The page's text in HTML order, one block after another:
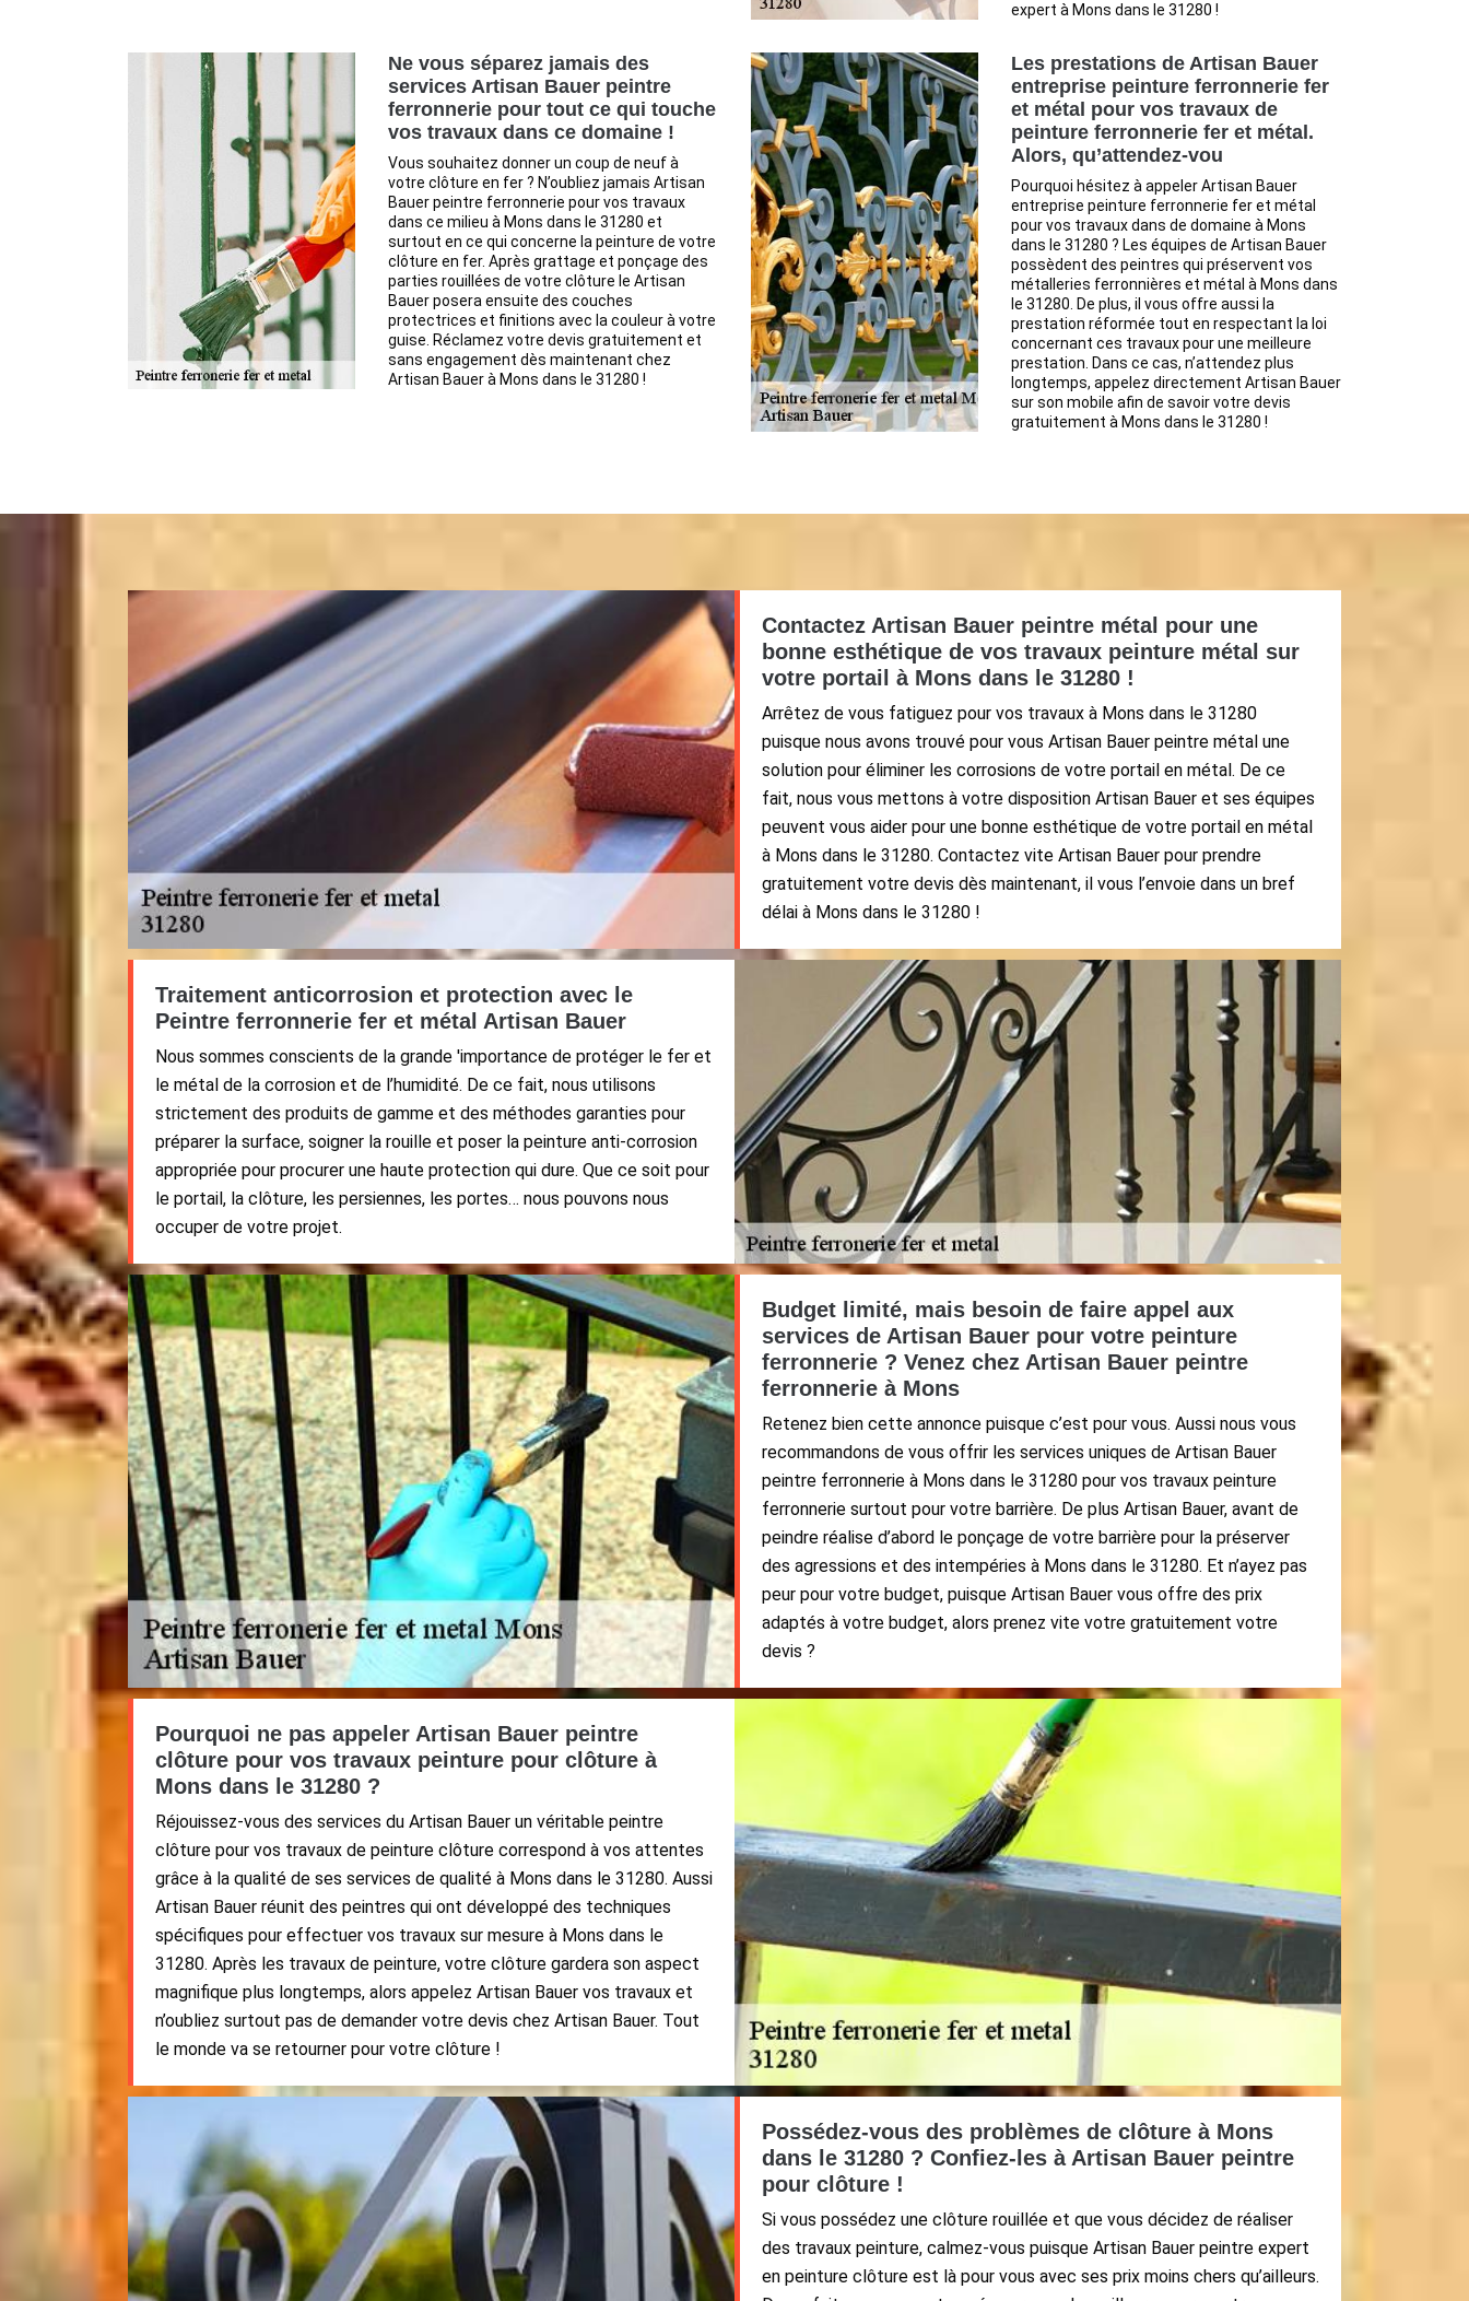
expert à Mons dans le 31280 !
Ne vous séparez jamais des
services Artisan Bauer peintre
ferronnerie pour tout ce qui touche
vos travaux dans ce domaine !
Vous souhaitez donner un coup de neuf à
votre clôture en fer ? N’oubliez jamais Artisan
Bauer peintre ferronnerie pour vos travaux
dans ce milieu à Mons dans le 31280 et
surtout en ce qui concerne la peinture de votre
clôture en fer. Après grattage et ponçage des
parties rouillées de votre clôture le Artisan
Bauer posera ensuite des couches
protectrices et finitions avec la couleur à votre
guise. Réclamez votre devis gratuitement et
sans engagement dès maintenant chez
Artisan Bauer à Mons dans le 31280 !
Les prestations de Artisan Bauer
entreprise peinture ferronnerie fer
et métal pour vos travaux de
peinture ferronnerie fer et métal.
Alors, qu’attendez-vou
Pourquoi hésitez à appeler Artisan Bauer
entreprise peinture ferronnerie fer et métal
pour vos travaux dans de domaine à Mons
dans le 31280 ? Les équipes de Artisan Bauer
possèdent des peintres qui préservent vos
métalleries ferronnières et métal à Mons dans
le 31280. De plus, il vous offre aussi la
prestation réformée tout en respectant la loi
concernant ces travaux pour une meilleure
prestation. Dans ce cas, n’attendez plus
longtemps, appelez directement Artisan Bauer
sur son mobile afin de savoir votre devis
gratuitement à Mons dans le 31280 !
Contactez Artisan Bauer peintre métal pour une
bonne esthétique de vos travaux peinture métal sur
votre portail à Mons dans le 31280 !
Arrêtez de vous fatiguez pour vos travaux à Mons dans le 31280
puisque nous avons trouvé pour vous Artisan Bauer peintre métal une
solution pour éliminer les corrosions de votre portail en métal. De ce
fait, nous vous mettons à votre disposition Artisan Bauer et ses équipes
peuvent vous aider pour une bonne esthétique de votre portail en métal
à Mons dans le 31280. Contactez vite Artisan Bauer pour prendre
gratuitement votre devis dès maintenant, il vous l’envoie dans un bref
délai à Mons dans le 31280 !
Traitement anticorrosion et protection avec le
Peintre ferronnerie fer et métal Artisan Bauer
Nous sommes conscients de la grande 'importance de protéger le fer et
le métal de la corrosion et de l’humidité. De ce fait, nous utilisons
strictement des produits de gamme et des méthodes garanties pour
préparer la surface, soigner la rouille et poser la peinture anti-corrosion
appropriée pour procurer une haute protection qui dure. Que ce soit pour
le portail, la clôture, les persiennes, les portes… nous pouvons nous
occuper de votre projet.
Budget limité, mais besoin de faire appel aux
services de Artisan Bauer pour votre peinture
ferronnerie ? Venez chez Artisan Bauer peintre
ferronnerie à Mons
Retenez bien cette annonce puisque c’est pour vous. Aussi nous vous
recommandons de vous offrir les services uniques de Artisan Bauer
peintre ferronnerie à Mons dans le 31280 pour vos travaux peinture
ferronnerie surtout pour votre barrière. De plus Artisan Bauer, avant de
peindre réalise d’abord le ponçage de votre barrière pour la préserver
des agressions et des intempéries à Mons dans le 31280. Et n’ayez pas
peur pour votre budget, puisque Artisan Bauer vous offre des prix
adaptés à votre budget, alors prenez vite votre gratuitement votre
devis ?
Pourquoi ne pas appeler Artisan Bauer peintre
clôture pour vos travaux peinture pour clôture à
Mons dans le 31280 ?
Réjouissez-vous des services du Artisan Bauer un véritable peintre
clôture pour vos travaux de peinture clôture correspond à vos attentes
grâce à la qualité de ses services de qualité à Mons dans le 31280. Aussi
Artisan Bauer réunit des peintres qui ont développé des techniques
spécifiques pour effectuer vos travaux sur mesure à Mons dans le
31280. Après les travaux de peinture, votre clôture gardera son aspect
magnifique plus longtemps, alors appelez Artisan Bauer vos travaux et
n’oubliez surtout pas de demander votre devis chez Artisan Bauer. Tout
le monde va se retourner pour votre clôture !
Possédez-vous des problèmes de clôture à Mons
dans le 31280 ? Confiez-les à Artisan Bauer peintre
pour clôture !
Si vous possédez une clôture rouillée et que vous décidez de réaliser
des travaux peinture, calmez-vous puisque Artisan Bauer peintre expert
en peinture clôture est là pour vous avec ses prix moins chers qu’ailleurs.